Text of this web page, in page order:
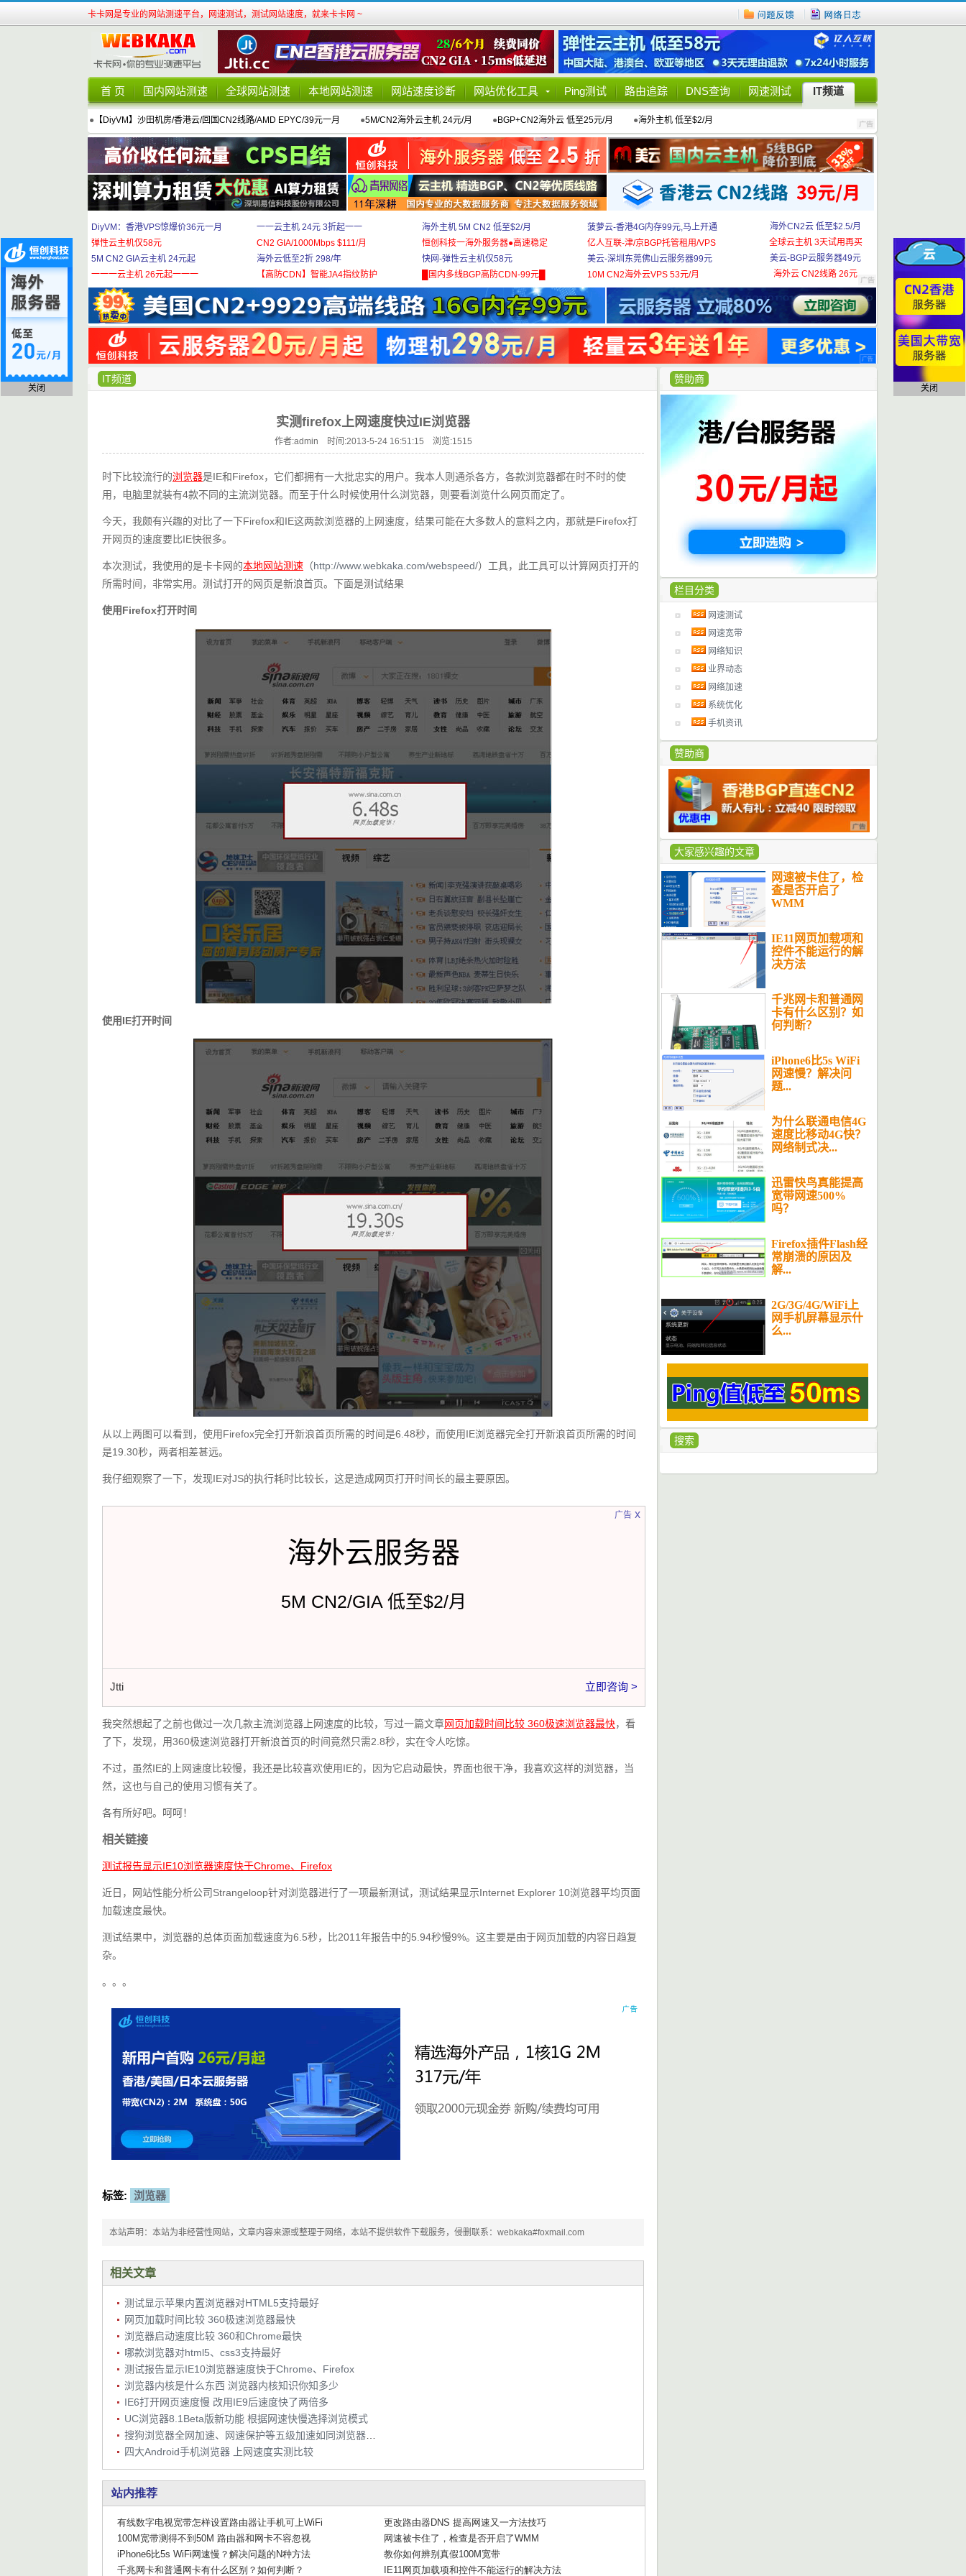
卡卡网是专业的网站测速平台，网速测试，测试网站速度，就来卡卡网 ~
首 页 国内网站测速 全球网站测速 本地网站测速 网站速度诊断 网站优化工具 Ping测试 路由追踪 DNS查询 网速测试 IT频道
● 【DiyVM】沙田机房/香港云/回国CN2线路/AMD EPYC/39元一月 ●5M/CN2海外云主机 24元/月 ●BGP+CN2海外云 低至25元/月 ●海外主机 低至$2/月
DiyVM：香港VPS惊爆价36元一月
弹性云主机仅58元
5M CN2 GIA云主机 24元起
一一一云主机 26元起一一一
一一云主机 24元 3折起一一
CN2 GIA/1000Mbps $111/月
海外云低至2折 298/年
【高防CDN】智能JA4指纹防护
海外主机 5M CN2 低至$2/月
恒创科技一海外服务器●高速稳定
快网-弹性云主机仅58元
█国内多线BGP高防CDN-99元█
菠萝云-香港4G内存99元,马上开通
亿人互联-津/京BGP托管租用/VPS
美云-深圳东莞佛山云服务器99元
10M CN2海外云VPS 53元/月
海外CN2云 低至$2.5/月
全球云主机 3天试用再买
美云-BGP云服务器49元
海外云 CN2线路 26元
赞助商
栏目分类
网速测试
网速宽带
网络知识
业界动态
网络加速
系统优化
手机资讯
赞助商
大家感兴趣的文章
网速被卡住了，检
查是否开启了
WMM
IE11网页加载项和
控件不能运行的解
决方法
千兆网卡和普通网
卡有什么区别？如
何判断？
iPhone6比5s WiFi
网速慢？解决问
题...
为什么联通电信4G
速度比移动4G快？
网络制式决...
迅雷快鸟真能提高
宽带网速500%
吗？
Firefox插件Flash经
常崩溃的原因及
解...
2G/3G/4G/WiFi上
网手机屏幕显示什
么...
搜索
IT频道
实测firefox上网速度快过IE浏览器
作者:admin 时间:2013-5-24 16:51:15 浏览:1515
时下比较流行的浏览器是IE和Firefox，它们都拥有一大批忠实的用户。我本人则通杀各方，各款浏览器都在时不时的使
用，电脑里就装有4款不同的主流浏览器。而至于什么时候使用什么浏览器，则要看浏览什么网页而定了。
今天，我颇有兴趣的对比了一下Firefox和IE这两款浏览器的上网速度，结果可能在大多数人的意料之内，那就是Firefox打
开网页的速度要比IE快很多。
本次测试，我使用的是卡卡网的本地网站测速 （http://www.webkaka.com/webspeed/）工具，此工具可以计算网页打开的
所需时间，非常实用。测试打开的网页是新浪首页。下面是测试结果
使用Firefox打开时间
使用IE打开时间
从以上两图可以看到，使用Firefox完全打开新浪首页所需的时间是6.48秒，而使用IE浏览器完全打开新浪首页所需的时间
是19.30秒，两者相差甚远。
我仔细观察了一下，发现IE对JS的执行耗时比较长，这是造成网页打开时间长的最主要原因。
广告
海外云服务器
5M CN2/GIA 低至$2/月
Jtti 立即咨询 >
x
我突然想起了之前也做过一次几款主流浏览器上网速度的比较，写过一篇文章网页加载时间比较 360极速浏览器最快，看
了下，发现，用360极速浏览器打开新浪首页的时间竟然只需2.8秒，实在令人吃惊。
不过，虽然IE的上网速度比较慢，我还是比较喜欢使用IE的，因为它启动最快，界面也很干净，我喜欢这样的浏览器，当
然，这也与自己的使用习惯有关了。
各有所好吧。呵呵！
相关链接
测试报告显示IE10浏览器速度快于Chrome、Firefox
近日，网站性能分析公司Strangeloop针对浏览器进行了一项最新测试，测试结果显示Internet Explorer 10浏览器平均页面
加载速度最快。
测试结果中，浏览器的总体页面加载速度为6.5秒，比2011年报告中的5.94秒慢9%。这主要是由于网页加载的内容日趋复
杂。
。。。
标签: 浏览器
本站声明：本站为非经营性网站，文章内容来源或整理于网络，本站不提供软件下载服务，侵删联系：webkaka#foxmail.com
相关文章
测试显示苹果内置浏览器对HTML5支持最好
网页加载时间比较 360极速浏览器最快
浏览器启动速度比较 360和Chrome最快
哪款浏览器对html5、css3支持最好
测试报告显示IE10浏览器速度快于Chrome、Firefox
浏览器内核是什么东西 浏览器内核知识你知多少
IE6打开网页速度慢 改用IE9后速度快了两倍多
UC浏览器8.1Beta版新功能 根据网速快慢选择浏览模式
四大Android手机浏览器 上网速度实测比较
关闭 关闭